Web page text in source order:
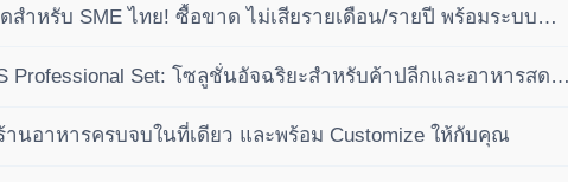
สำหรับ SME ไทย! ซื้อขาด ไม่เสียรายเดือน/รายปี พร้อมระบบ
Professional Set: โซลูชั่นอัจฉริยะสำหรับค้าปลีกและอาหารสด
านอาหารครบจบในที่เดียว และพร้อม Customize ให้กับคุณ